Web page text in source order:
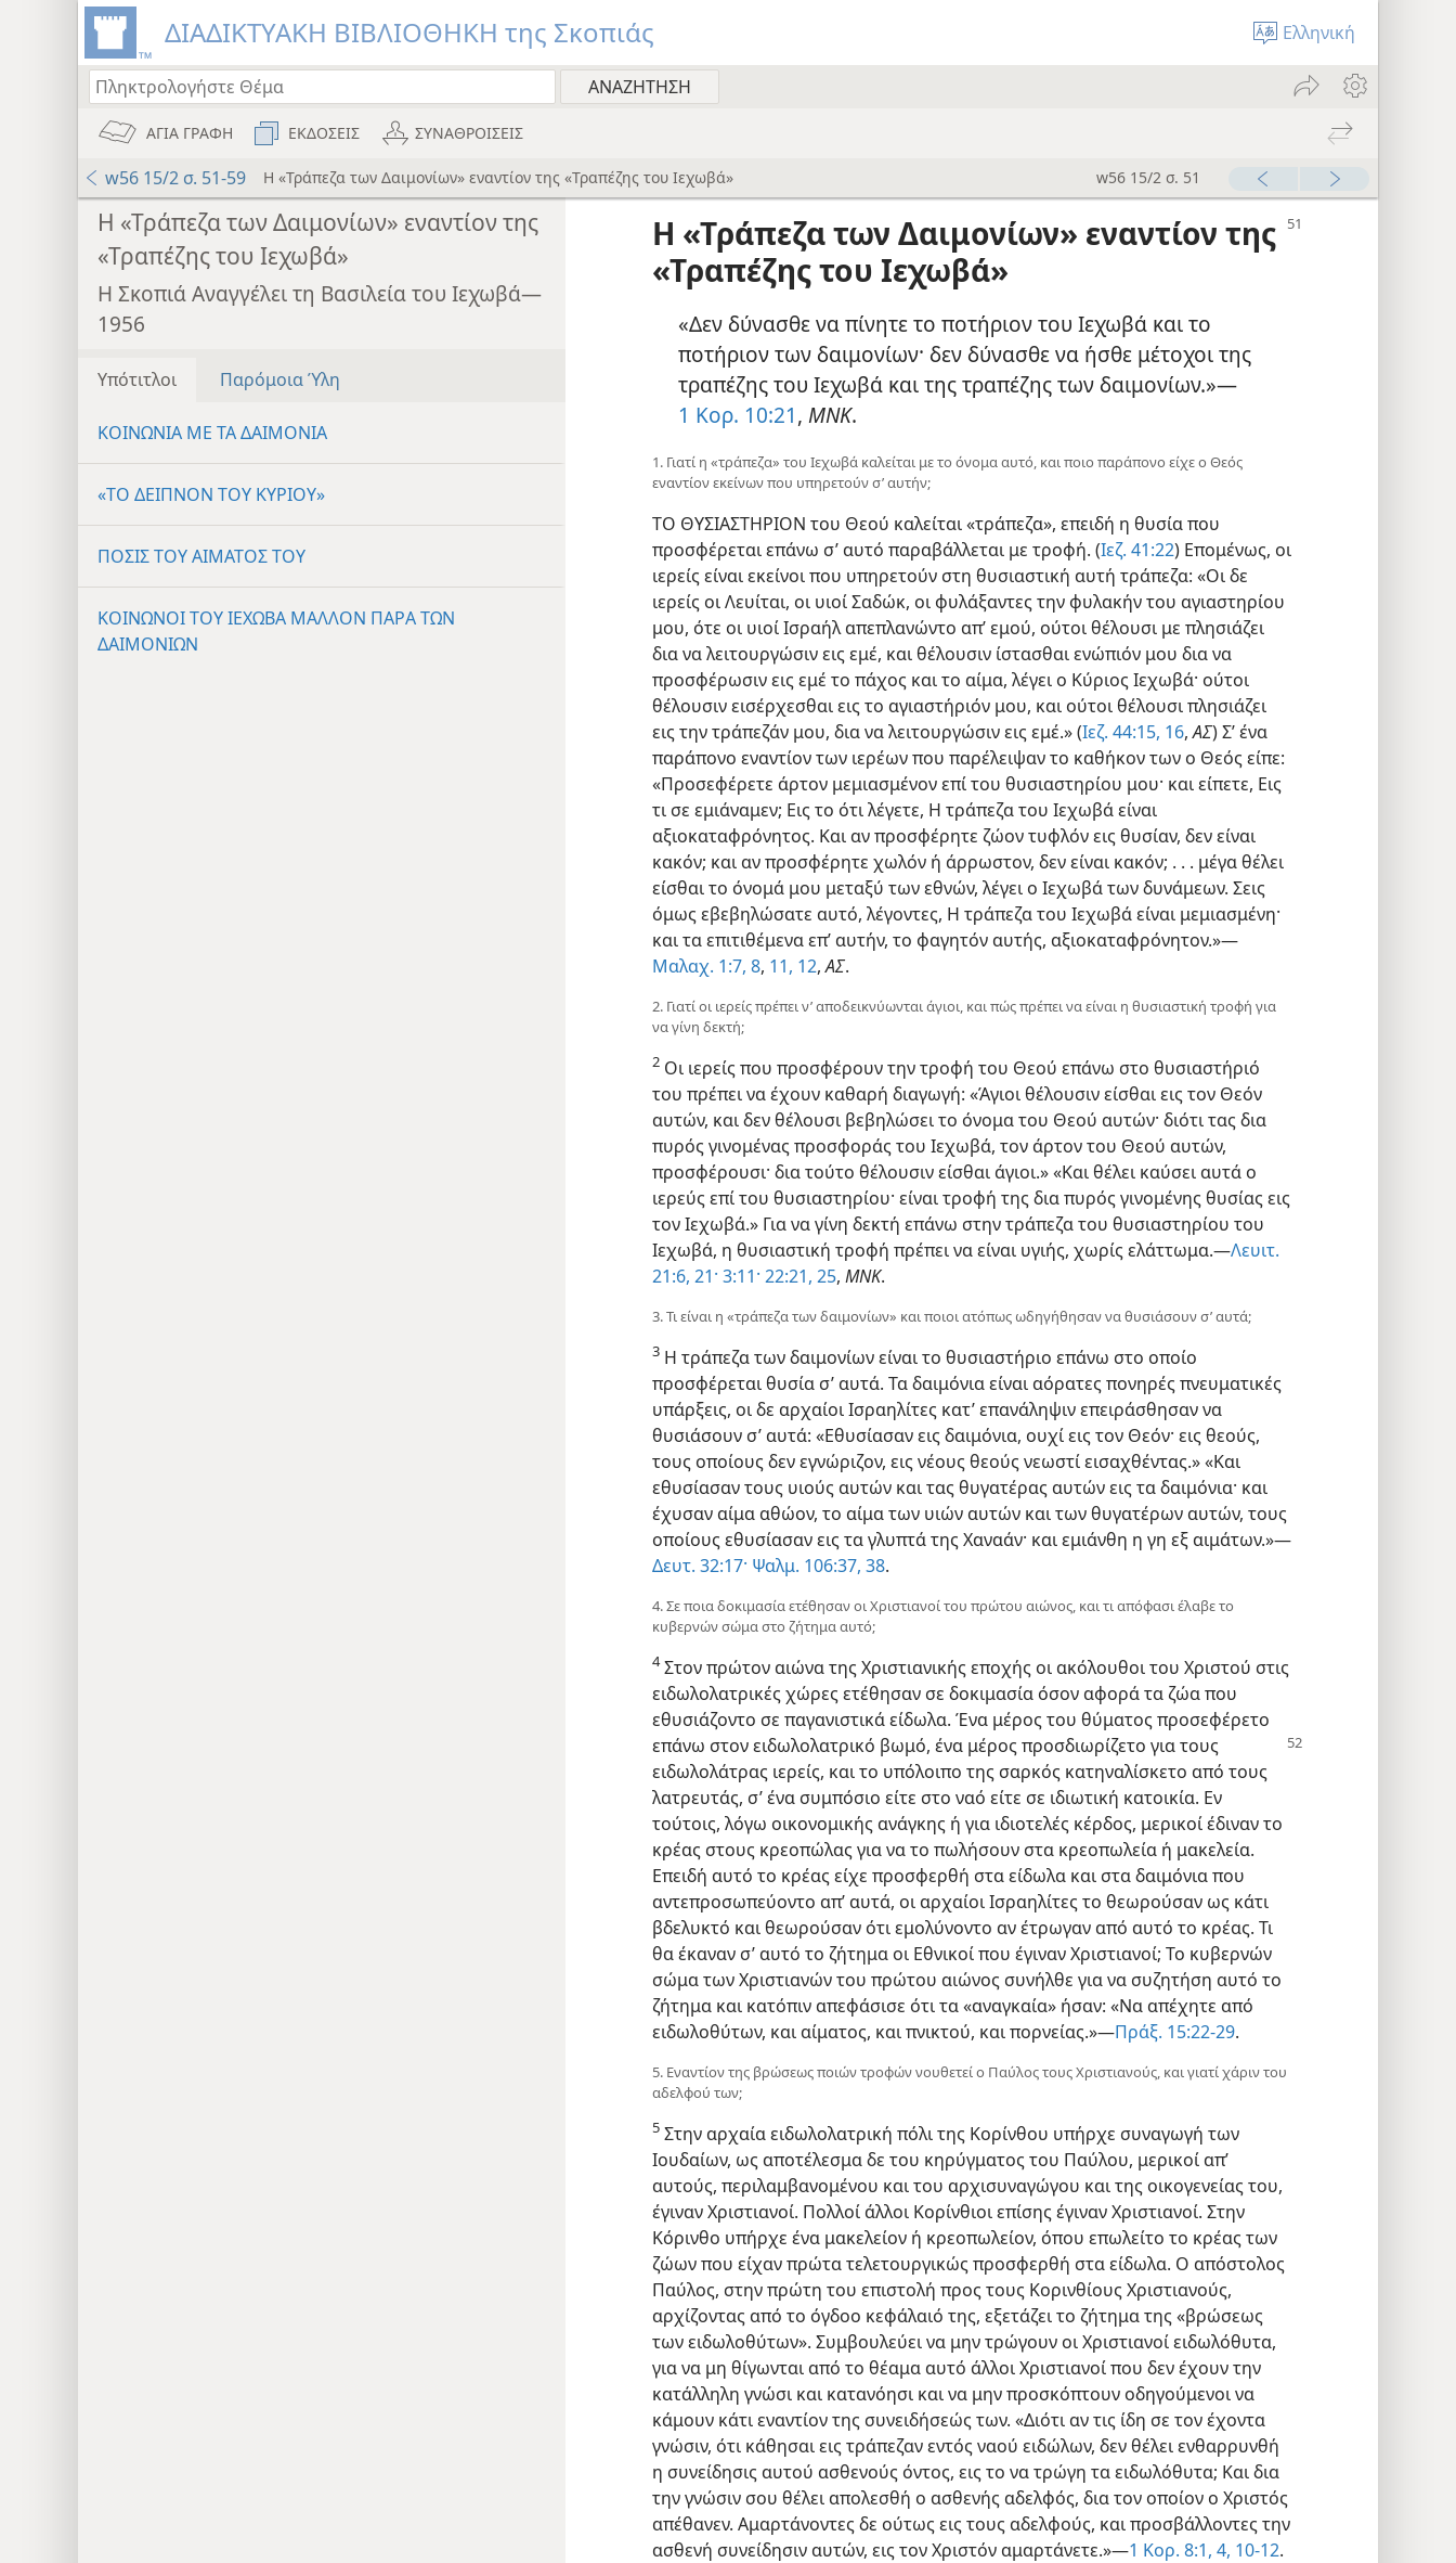
ΔΙΑΔΙΚΤΥΑΚΗ ΒΙΒΛΙΟΘΗΚΗ της Σκοπιάς Ελληνική
ΑΓΙΑ ΓΡΑΦΗ ΕΚΔΟΣΕΙΣ ΣΥΝΑΘΡΟΙΣΕΙΣ
w56 15/2 σ. 51-59 Η «Τράπεζα των Δαιμονίων» εναντίον της «Τραπέζης του Ιεχωβά» w56 15/2 σ. 51
Η «Τράπεζα των Δαιμονίων» εναντίον της
«Τραπέζης του Ιεχωβά»
Η Σκοπιά Αναγγέλει τη Βασιλεία του Ιεχωβά—
1956
Υπότιτλοι Παρόμοια Ύλη
ΚΟΙΝΩΝΙΑ ΜΕ ΤΑ ΔΑΙΜΟΝΙΑ
«ΤΟ ΔΕΙΠΝΟΝ ΤΟΥ ΚΥΡΙΟΥ»
ΠΟΣΙΣ ΤΟΥ ΑΙΜΑΤΟΣ ΤΟΥ
ΚΟΙΝΩΝΟΙ ΤΟΥ ΙΕΧΩΒΑ ΜΑΛΛΟΝ ΠΑΡΑ ΤΩΝ
ΔΑΙΜΟΝΙΩΝ
Η «Τράπεζα των Δαιμονίων» εναντίον της
«Τραπέζης του Ιεχωβά»
«Δεν δύνασθε να πίνητε το ποτήριον του Ιεχωβά και το
ποτήριον των δαιμονίων· δεν δύνασθε να ήσθε μέτοχοι της
τραπέζης του Ιεχωβά και της τραπέζης των δαιμονίων.»—
1 Κορ. 10:21, ΜΝΚ.
1. Γιατί η «τράπεζα» του Ιεχωβά καλείται με το όνομα αυτό, και ποιο παράπονο είχε ο Θεός
εναντίον εκείνων που υπηρετούν σ’ αυτήν;
ΤΟ ΘΥΣΙΑΣΤΗΡΙΟΝ του Θεού καλείται «τράπεζα», επειδή η θυσία που
προσφέρεται επάνω σ’ αυτό παραβάλλεται με τροφή. (Ιεζ. 41:22) Επομένως, οι
ιερείς είναι εκείνοι που υπηρετούν στη θυσιαστική αυτή τράπεζα: «Οι δε
ιερείς οι Λευίται, οι υιοί Σαδώκ, οι φυλάξαντες την φυλακήν του αγιαστηρίου
μου, ότε οι υιοί Ισραήλ απεπλανώντο απ’ εμού, ούτοι θέλουσι με πλησιάζει
δια να λειτουργώσιν εις εμέ, και θέλουσιν ίστασθαι ενώπιόν μου δια να
προσφέρωσιν εις εμέ το πάχος και το αίμα, λέγει ο Κύριος Ιεχωβά· ούτοι
θέλουσιν εισέρχεσθαι εις το αγιαστήριόν μου, και ούτοι θέλουσι πλησιάζει
εις την τράπεζάν μου, δια να λειτουργώσιν εις εμέ.» (Ιεζ. 44:15, 16,ΑΣ) Σ’ ένα
παράπονο εναντίον των ιερέων που παρέλειψαν το καθήκον των ο Θεός είπε:
«Προσεφέρετε άρτον μεμιασμένον επί του θυσιαστηρίου μου· και είπετε, Εις
τι σε εμιάναμεν; Εις το ότι λέγετε, Η τράπεζα του Ιεχωβά είναι
αξιοκαταφρόνητος. Και αν προσφέρητε ζώον τυφλόν εις θυσίαν, δεν είναι
κακόν; και αν προσφέρητε χωλόν ή άρρωστον, δεν είναι κακόν; . . . μέγα θέλει
είσθαι το όνομά μου μεταξύ των εθνών, λέγει ο Ιεχωβά των δυνάμεων. Σεις
όμως εβεβηλώσατε αυτό, λέγοντες, Η τράπεζα του Ιεχωβά είναι μεμιασμένη·
και τα επιτιθέμενα επ’ αυτήν, το φαγητόν αυτής, αξιοκαταφρόνητον.»—
Μαλαχ. 1:7, 8, 11, 12,ΑΣ.
2. Γιατί οι ιερείς πρέπει ν’ αποδεικνύωνται άγιοι, και πώς πρέπει να είναι η θυσιαστική τροφή για
να γίνη δεκτή;
2 Οι ιερείς που προσφέρουν την τροφή του Θεού επάνω στο θυσιαστήριό
του πρέπει να έχουν καθαρή διαγωγή: «Άγιοι θέλουσιν είσθαι εις τον Θεόν
αυτών, και δεν θέλουσι βεβηλώσει το όνομα του Θεού αυτών· διότι τας δια
πυρός γινομένας προσφοράς του Ιεχωβά, τον άρτον του Θεού αυτών,
προσφέρουσι· δια τούτο θέλουσιν είσθαι άγιοι.» «Και θέλει καύσει αυτά ο
ιερεύς επί του θυσιαστηρίου· είναι τροφή της δια πυρός γινομένης θυσίας εις
τον Ιεχωβά.» Για να γίνη δεκτή επάνω στην τράπεζα του θυσιαστηρίου του
Ιεχωβά, η θυσιαστική τροφή πρέπει να είναι υγιής, χωρίς ελάττωμα.—Λευιτ.
21:6, 21· 3:11· 22:21, 25, ΜΝΚ.
3. Τι είναι η «τράπεζα των δαιμονίων» και ποιοι ατόπως ωδηγήθησαν να θυσιάσουν σ’ αυτά;
3 Η τράπεζα των δαιμονίων είναι το θυσιαστήριο επάνω στο οποίο
προσφέρεται θυσία σ’ αυτά. Τα δαιμόνια είναι αόρατες πονηρές πνευματικές
υπάρξεις, οι δε αρχαίοι Ισραηλίτες κατ’ επανάληψιν επειράσθησαν να
θυσιάσουν σ’ αυτά: «Εθυσίασαν εις δαιμόνια, ουχί εις τον Θεόν· εις θεούς,
τους οποίους δεν εγνώριζον, εις νέους θεούς νεωστί εισαχθέντας.» «Και
εθυσίασαν τους υιούς αυτών και τας θυγατέρας αυτών εις τα δαιμόνια· και
έχυσαν αίμα αθώον, το αίμα των υιών αυτών και των θυγατέρων αυτών, τους
οποίους εθυσίασαν εις τα γλυπτά της Χαναάν· και εμιάνθη η γη εξ αιμάτων.»—
Δευτ. 32:17· Ψαλμ. 106:37, 38.
4. Σε ποια δοκιμασία ετέθησαν οι Χριστιανοί του πρώτου αιώνος, και τι απόφασι έλαβε το
κυβερνών σώμα στο ζήτημα αυτό;
4Στον πρώτον αιώνα της Χριστιανικής εποχής οι ακόλουθοι του Χριστού στις
ειδωλολατρικές χώρες ετέθησαν σε δοκιμασία όσον αφορά τα ζώα που
εθυσιάζοντο σε παγανιστικά είδωλα. Ένα μέρος του θύματος προσεφέρετο
επάνω στον ειδωλολατρικό βωμό, ένα μέρος προσδιωρίζετο για τους
ειδωλολάτρας ιερείς, και το υπόλοιπο της σαρκός κατηναλίσκετο από τους
λατρευτάς, σ’ ένα συμπόσιο είτε στο ναό είτε σε ιδιωτική κατοικία. Εν
τούτοις, λόγω οικονομικής ανάγκης ή για ιδιοτελές κέρδος, μερικοί έδιναν το
κρέας στους κρεοπώλας για να το πωλήσουν στα κρεοπωλεία ή μακελεία.
Επειδή αυτό το κρέας είχε προσφερθή στα είδωλα και στα δαιμόνια που
αντεπροσωπεύοντο απ’ αυτά, οι αρχαίοι Ισραηλίτες το θεωρούσαν ως κάτι
βδελυκτό και θεωρούσαν ότι εμολύνοντο αν έτρωγαν από αυτό το κρέας. Τι
θα έκαναν σ’ αυτό το ζήτημα οι Εθνικοί που έγιναν Χριστιανοί; Το κυβερνών
σώμα των Χριστιανών του πρώτου αιώνος συνήλθε για να συζητήση αυτό το
ζήτημα και κατόπιν απεφάσισε ότι τα «αναγκαία» ήσαν: «Να απέχητε από
ειδωλοθύτων, και αίματος, και πνικτού, και πορνείας.»—Πράξ. 15:22-29.
5. Εναντίον της βρώσεως ποιών τροφών νουθετεί ο Παύλος τους Χριστιανούς, και γιατί χάριν του
αδελφού των;
5 Στην αρχαία ειδωλολατρική πόλι της Κορίνθου υπήρχε συναγωγή των
Ιουδαίων, ως αποτέλεσμα δε του κηρύγματος του Παύλου, μερικοί απ’
αυτούς, περιλαμβανομένου και του αρχισυναγώγου και της οικογενείας του,
έγιναν Χριστιανοί. Πολλοί άλλοι Κορίνθιοι επίσης έγιναν Χριστιανοί. Στην
Κόρινθο υπήρχε ένα μακελείον ή κρεοπωλείον, όπου επωλείτο το κρέας των
ζώων που είχαν πρώτα τελετουργικώς προσφερθή στα είδωλα. Ο απόστολος
Παύλος, στην πρώτη του επιστολή προς τους Κορινθίους Χριστιανούς,
αρχίζοντας από το όγδοο κεφάλαιό της, εξετάζει το ζήτημα της «βρώσεως
των ειδωλοθύτων». Συμβουλεύει να μην τρώγουν οι Χριστιανοί ειδωλόθυτα,
για να μη θίγωνται από το θέαμα αυτό άλλοι Χριστιανοί που δεν έχουν την
κατάλληλη γνώσι και κατανόησι και να μην προσκόπτουν οδηγούμενοι να
κάμουν κάτι εναντίον της συνειδήσεώς των. «Διότι αν τις ίδη σε τον έχοντα
γνώσιν, ότι κάθησαι εις τράπεζαν εντός ναού ειδώλων, δεν θέλει ενθαρρυνθή
η συνείδησις αυτού ασθενούς όντος, εις το να τρώγη τα ειδωλόθυτα; Και δια
την γνώσιν σου θέλει απολεσθή ο ασθενής αδελφός, δια τον οποίον ο Χριστός
απέθανεν. Αμαρτάνοντες δε ούτως εις τους αδελφούς, και προσβάλλοντες την
ασθενή συνείδησιν αυτών, εις τον Χριστόν αμαρτάνετε.»—1 Κορ. 8:1, 4, 10-12.